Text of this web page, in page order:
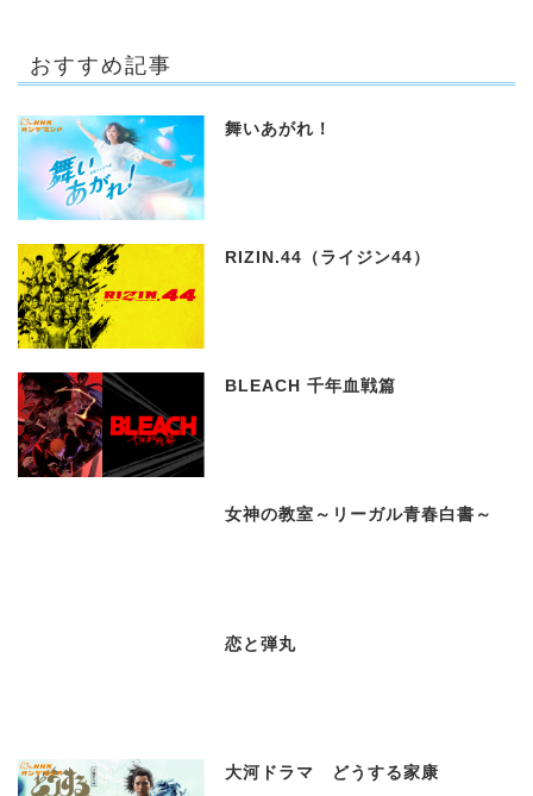
おすすめ記事
舞いあがれ！
RIZIN.44（ライジン44）
BLEACH 千年血戦篇
女神の教室～リーガル青春白書～
恋と弾丸
大河ドラマ どうする家康